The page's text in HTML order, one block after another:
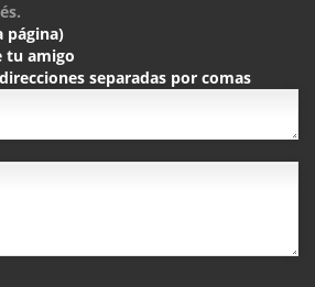
página)
tu amigo
separadas por comas